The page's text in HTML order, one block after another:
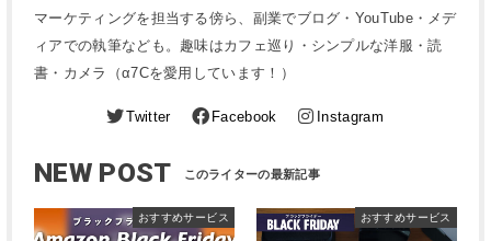
マーケティングを担当する傍ら、副業でブログ・YouTube・メデ
ィアでの執筆なども。趣味はカフェ巡り・シンプルな洋服・読
書・カメラ（α7Cを愛用しています！）
Twitter Facebook Instagram
NEW POST
おすすめサービス おすすめサービス